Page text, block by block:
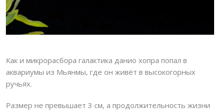
Как и микрорасбора галактика данио хопра попал в
аквариумы из Мьянмы, где он живёт в высокогорных
ручьях.
Размер не превышает 3 см, а продолжительность жизни